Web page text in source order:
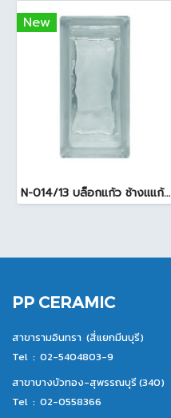
New
N-014/13 บล็อกแก้ว ช้างแแก้ว WOW หยาดเพชร ( 24x11.5x8 cm.)
PP CERAMIC
สาขารามอินทรา (สี่แยกมีนบุรี)
Tel : 02-5404803-9
สาขาบางบัวทอง-สุพรรณบุรี (340)
Tel : 02-0558366